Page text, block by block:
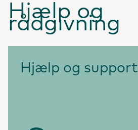
Hjælp og
rådgivning
Hjælp og support
Søg